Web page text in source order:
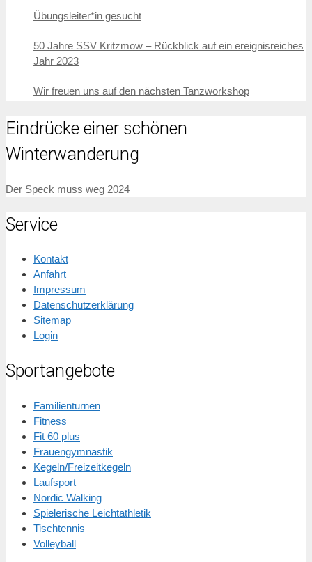
Übungsleiter*in gesucht
50 Jahre SSV Kritzmow – Rückblick auf ein ereignisreiches
Jahr 2023
Wir freuen uns auf den nächsten Tanzworkshop
Eindrücke einer schönen
Winterwanderung
Der Speck muss weg 2024
Service
Kontakt
Anfahrt
Impressum
Datenschutzerklärung
Sitemap
Login
Sportangebote
Familienturnen
Fitness
Fit 60 plus
Frauengymnastik
Kegeln/Freizeitkegeln
Laufsport
Nordic Walking
Spielerische Leichtathletik
Tischtennis
Volleyball